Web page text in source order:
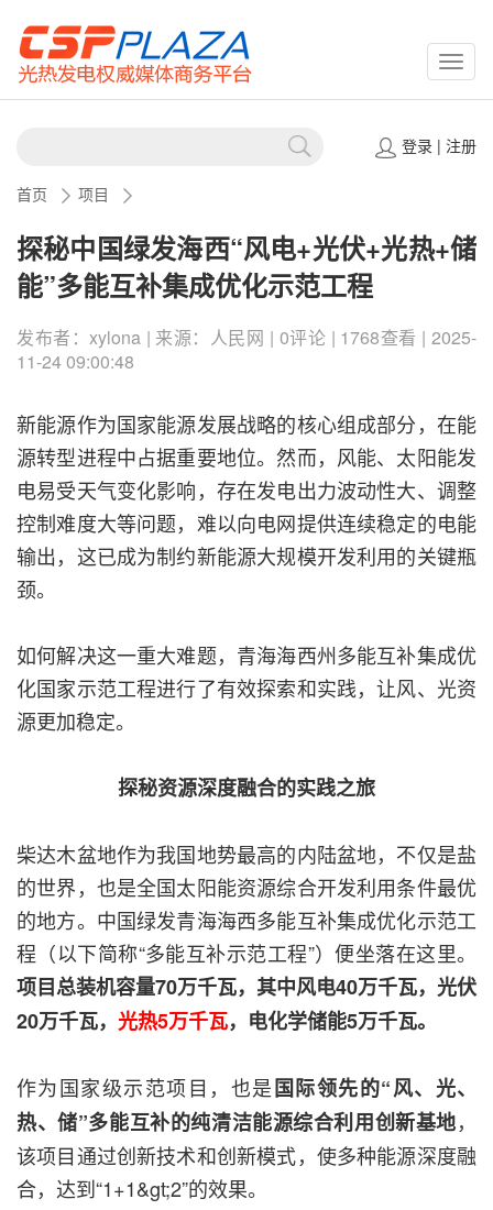
登录| 注册
首页 项目
探秘中国绿发海西“风电+光伏+光热+储
能”多能互补集成优化示范工程
发布者：xylona | 来源：人民网 | 0评论 | 1768查看 | 2025-
11-24 09:00:48
新能源作为国家能源发展战略的核心组成部分，在能
源转型进程中占据重要地位。然而，风能、太阳能发
电易受天气变化影响，存在发电出力波动性大、调整
控制难度大等问题，难以向电网提供连续稳定的电能
输出，这已成为制约新能源大规模开发利用的关键瓶
颈。
如何解决这一重大难题，青海海西州多能互补集成优
化国家示范工程进行了有效探索和实践，让风、光资
源更加稳定。
探秘资源深度融合的实践之旅
柴达木盆地作为我国地势最高的内陆盆地，不仅是盐
的世界，也是全国太阳能资源综合开发利用条件最优
的地方。中国绿发青海海西多能互补集成优化示范工
程（以下简称“多能互补示范工程”）便坐落在这里。
项目总装机容量70万千瓦，其中风电40万千瓦，光伏
20万千瓦， 光热5万千瓦，电化学储能5万千瓦。
作为国家级示范项目，也是国际领先的“风、光、
热、储”多能互补的纯清洁能源综合利用创新基地，
该项目通过创新技术和创新模式，使多种能源深度融
合，达到“1+1&gt;2”的效果。